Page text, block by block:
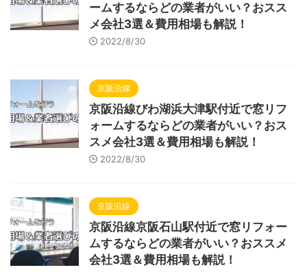
ームするならどの業者がいい？おスス
メ会社3選＆費用相場も解説！
2022/8/30
京阪沿線
京阪沿線びわ湖浜大津駅付近で窓リフ
ォームするならどの業者がいい？おス
スメ会社3選＆費用相場も解説！
2022/8/30
京阪沿線
京阪沿線京阪石山駅付近で窓リフォー
ムするならどの業者がいい？おススメ
会社3選＆費用相場も解説！